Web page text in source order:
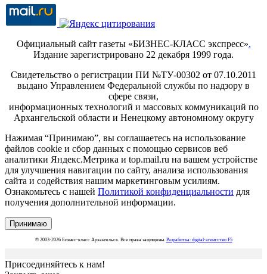
Официальный сайт газеты «БИЗНЕС-КЛАСС экспресс».
Издание зарегистрировано 22 декабря 1999 года.
Свидетельство о регистрации ПИ №ТУ-00302 от 07.10.2011
выдано Управлением Федеральной службы по надзору в
сфере связи,
информационных технологий и массовых коммуникаций по
Архангельской области и Ненецкому автономному округу
Нажимая “Принимаю”, вы соглашаетесь на использование
файлов cookie и сбор данных с помощью сервисов веб
аналитики Яндекс.Метрика и top.mail.ru на вашем устройстве
для улучшения навигации по сайту, анализа использования
сайта и содействия нашим маркетинговым усилиям.
Ознакомьтесь с нашей Политикой конфиденциальности для
получения дополнительной информации.
Принимаю
© 2003-2026 Бизнес-класс Архангельск. Все права защищены. Разработка: digital-агентство F5
Присоединяйтесь к нам!